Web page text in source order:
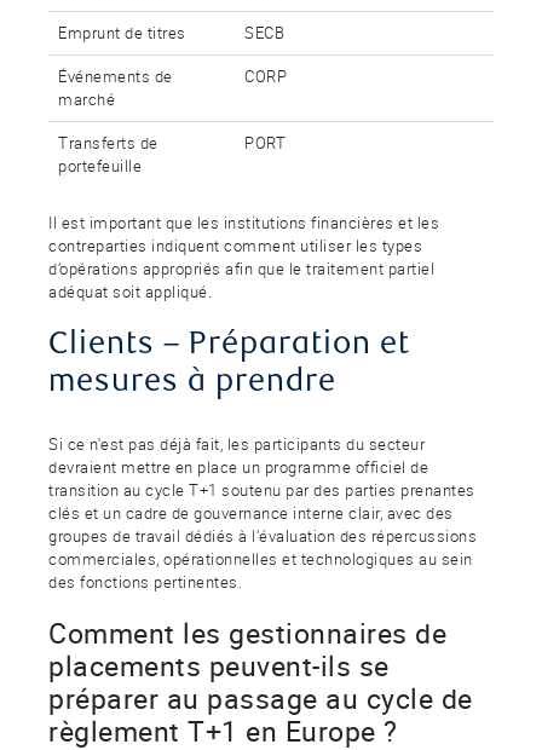
Emprunt de titres SECB
Événements de
marché
CORP
Transferts de
portefeuille
PORT
Il est important que les institutions financières et les
contreparties indiquent comment utiliser les types
d’opérations appropriés afin que le traitement partiel
adéquat soit appliqué.
Clients – Préparation et
mesures à prendre
Si ce n'est pas déjà fait, les participants du secteur
devraient mettre en place un programme officiel de
transition au cycle T+1 soutenu par des parties prenantes
clés et un cadre de gouvernance interne clair, avec des
groupes de travail dédiés à l'évaluation des répercussions
commerciales, opérationnelles et technologiques au sein
des fonctions pertinentes.
Comment les gestionnaires de
placements peuvent-ils se
préparer au passage au cycle de
règlement T+1 en Europe ?